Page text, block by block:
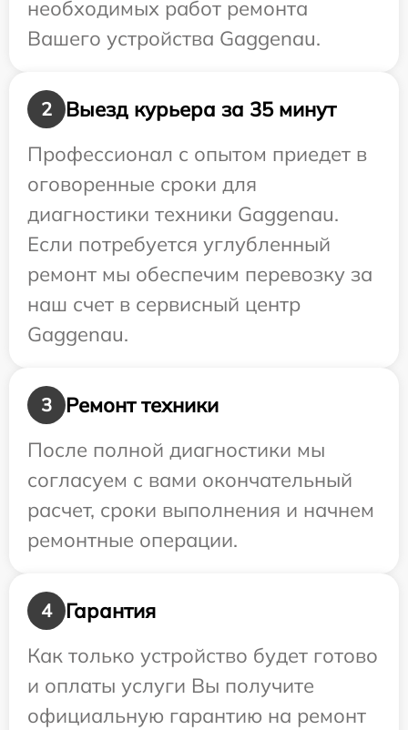
необходимых работ ремонта
Вашего устройства Gaggenau.
2
Выезд курьера за 35 минут
Профессионал с опытом приедет в
оговоренные сроки для
диагностики техники Gaggenau.
Если потребуется углубленный
ремонт мы обеспечим перевозку за
наш счет в сервисный центр
Gaggenau.
3
Ремонт техники
После полной диагностики мы
согласуем с вами окончательный
расчет, сроки выполнения и начнем
ремонтные операции.
4
Гарантия
Как только устройство будет готово
и оплаты услуги Вы получите
официальную гарантию на ремонт